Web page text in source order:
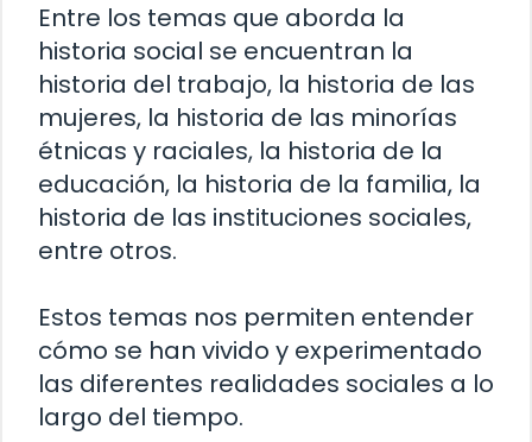
Entre los temas que aborda la
historia social se encuentran la
historia del trabajo, la historia de las
mujeres, la historia de las minorías
étnicas y raciales, la historia de la
educación, la historia de la familia, la
historia de las instituciones sociales,
entre otros.
Estos temas nos permiten entender
cómo se han vivido y experimentado
las diferentes realidades sociales a lo
largo del tiempo.